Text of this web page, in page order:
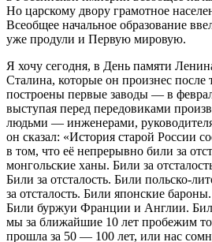
Но царскому двору грамотное
Всеобщее начальное образование
уже продули и Первую мировую.
Я хочу сегодня, в День памяти
Сталина, которые он произнес после
построены первые заводы — в
выступая перед передовиками
людьми — инженерами,
он сказал: «История старой России
в том, что её непрерывно били за
монгольские ханы. Били за
Били за отсталость. Били польско-
за отсталость. Били японские
Били буржуи Франции и Англии.
мы за ближайшие 10 лет пробежим
прошла за 50 — 100 лет, или нас